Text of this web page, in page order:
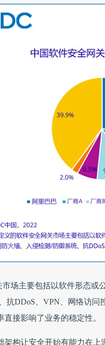
场主要包括以软件形态或
抗DDoS、VPN、网络访
接影响了业务的稳定性。
架构让安全开始有能力在